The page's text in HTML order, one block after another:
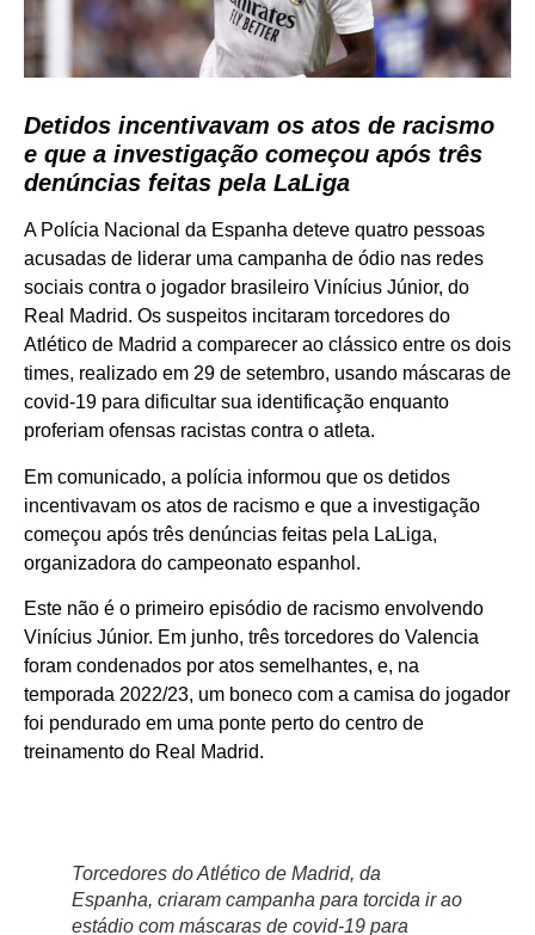
Detidos incentivavam os atos de racismo
e que a investigação começou após três
denúncias feitas pela LaLiga
A Polícia Nacional da Espanha deteve quatro pessoas
acusadas de liderar uma campanha de ódio nas redes
sociais contra o jogador brasileiro Vinícius Júnior, do
Real Madrid. Os suspeitos incitaram torcedores do
Atlético de Madrid a comparecer ao clássico entre os dois
times, realizado em 29 de setembro, usando máscaras de
covid-19 para dificultar sua identificação enquanto
proferiam ofensas racistas contra o atleta.
Em comunicado, a polícia informou que os detidos
incentivavam os atos de racismo e que a investigação
começou após três denúncias feitas pela LaLiga,
organizadora do campeonato espanhol.
Este não é o primeiro episódio de racismo envolvendo
Vinícius Júnior. Em junho, três torcedores do Valencia
foram condenados por atos semelhantes, e, na
temporada 2022/23, um boneco com a camisa do jogador
foi pendurado em uma ponte perto do centro de
treinamento do Real Madrid.
Torcedores do Atlético de Madrid, da
Espanha, criaram campanha para torcida ir ao
estádio com máscaras de covid-19 para